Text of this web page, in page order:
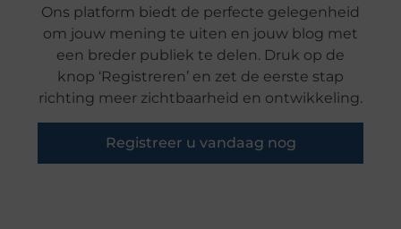
Ons platform biedt de perfecte gelegenheid
om jouw mening te uiten en jouw blog met
een breder publiek te delen. Druk op de
knop ‘Registreren’ en zet de eerste stap
richting meer zichtbaarheid en ontwikkeling.
Registreer u vandaag nog